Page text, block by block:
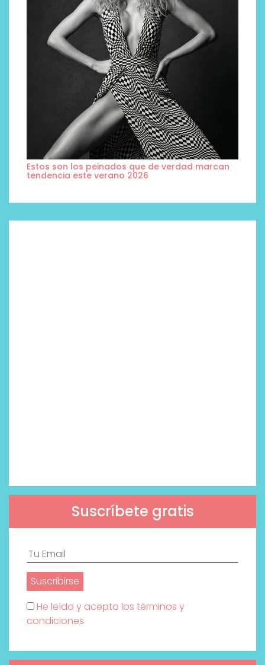
Estos son los peinados que de verdad marcan
tendencia este verano 2026
Suscríbete gratis
He leído y acepto los términos y
condiciones